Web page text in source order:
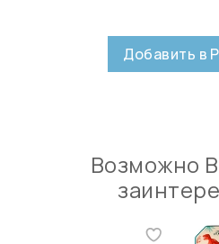
Добавить в
Возможно